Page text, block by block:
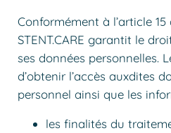
Conformément à l’article 15
STENT.CARE garantit le
ses données personnelles.
d’obtenir l’accès auxdites
personnel ainsi que les
les finalités du